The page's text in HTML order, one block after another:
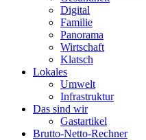
Digital
Familie
Panorama
Wirtschaft
Klatsch
Lokales
Umwelt
Infrastruktur
Das sind wir
Gastartikel
Brutto-Netto-Rechner